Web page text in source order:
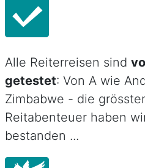
Alle Reiterreisen sind
getestet: Von A wie
Zimbabwe - die
Reitabenteuer haben
bestanden ...